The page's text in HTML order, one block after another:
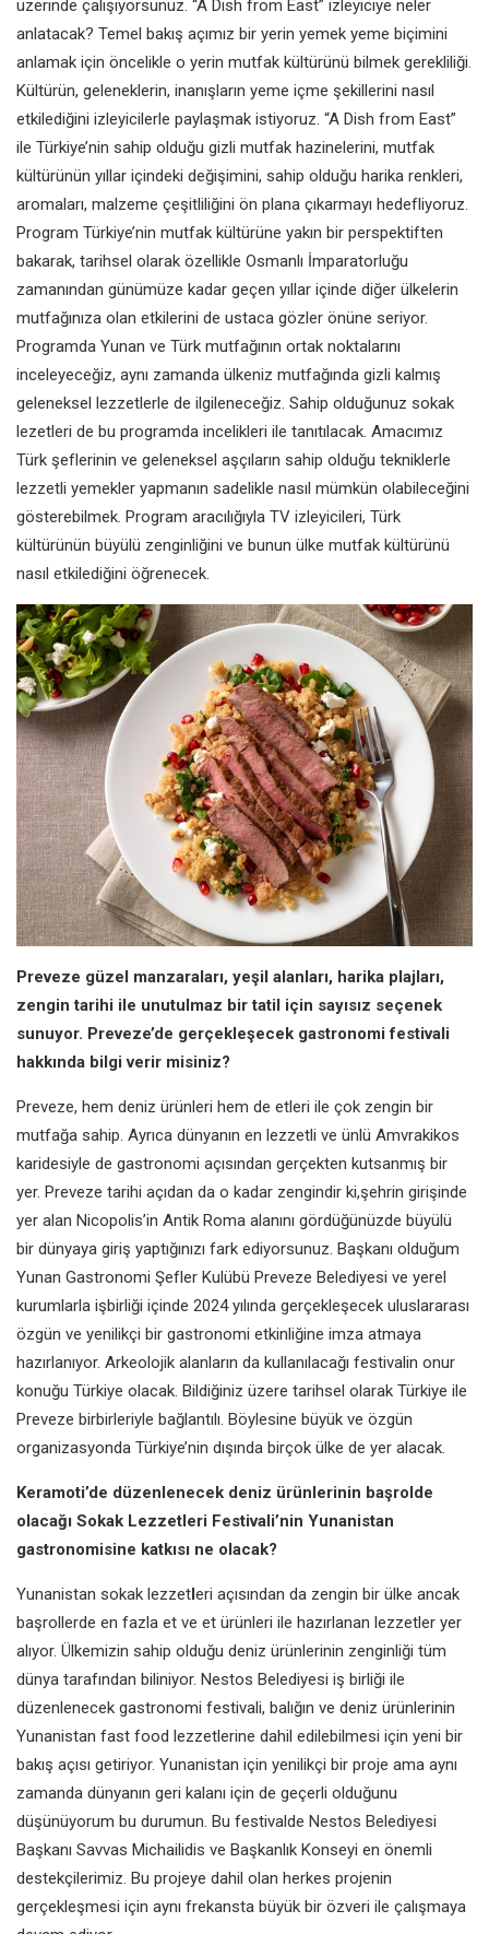
üzerinde çalışıyorsunuz. “A Dish from East” izleyiciye neler
anlatacak? Temel bakış açımız bir yerin yemek yeme biçimini
anlamak için öncelikle o yerin mutfak kültürünü bilmek gerekliliği.
Kültürün, geleneklerin, inanışların yeme içme şekillerini nasıl
etkilediğini izleyicilerle paylaşmak istiyoruz. “A Dish from East”
ile Türkiye’nin sahip olduğu gizli mutfak hazinelerini, mutfak
kültürünün yıllar içindeki değişimini, sahip olduğu harika renkleri,
aromaları, malzeme çeşitliliğini ön plana çıkarmayı hedefliyoruz.
Program Türkiye’nin mutfak kültürüne yakın bir perspektiften
bakarak, tarihsel olarak özellikle Osmanlı İmparatorluğu
zamanından günümüze kadar geçen yıllar içinde diğer ülkelerin
mutfağınıza olan etkilerini de ustaca gözler önüne seriyor.
Programda Yunan ve Türk mutfağının ortak noktalarını
inceleyeceğiz, aynı zamanda ülkeniz mutfağında gizli kalmış
geleneksel lezzetlerle de ilgileneceğiz. Sahip olduğunuz sokak
lezetleri de bu programda incelikleri ile tanıtılacak. Amacımız
Türk şeflerinin ve geleneksel aşçıların sahip olduğu tekniklerle
lezzetli yemekler yapmanın sadelikle nasıl mümkün olabileceğini
gösterebilmek. Program aracılığıyla TV izleyicileri, Türk
kültürünün büyülü zenginliğini ve bunun ülke mutfak kültürünü
nasıl etkilediğini öğrenecek.
Preveze güzel manzaraları, yeşil alanları, harika plajları,
zengintarihi ile unutulmaz bir tatil için sayısız seçenek
sunuyor. Preveze’de gerçekleşecek gastronomi festivali
hakkında bilgi verir misiniz?
Preveze, hem deniz ürünleri hem de etleri ile çok zengin bir
mutfağa sahip. Ayrıca dünyanın en lezzetli ve ünlü Amvrakikos
karidesiyle de gastronomi açısından gerçekten kutsanmış bir
yer. Preveze tarihi açıdan da o kadar zengindir ki,şehrin girişinde
yer alan Nicopolis’in Antik Roma alanını gördüğünüzde büyülü
bir dünyaya giriş yaptığınızı fark ediyorsunuz. Başkanı olduğum
Yunan Gastronomi Şefler Kulübü Preveze Belediyesi ve yerel
kurumlarla işbirliği içinde 2024 yılında gerçekleşecek uluslararası
özgün ve yenilikçi bir gastronomi etkinliğine imza atmaya
hazırlanıyor. Arkeolojik alanların da kullanılacağı festivalin onur
konuğu Türkiye olacak. Bildiğiniz üzere tarihsel olarak Türkiye ile
Preveze birbirleriyle bağlantılı. Böylesine büyük ve özgün
organizasyonda Türkiye’nin dışında birçok ülke de yer alacak.
Keramoti’de düzenlenecek deniz ürünlerinin başrolde
olacağı Sokak Lezzetleri Festivali’nin Yunanistan
gastronomisine katkısı ne olacak?
Yunanistan sokak lezzetleri açısından da zengin bir ülke ancak
başrollerde en fazla et ve et ürünleri ile hazırlanan lezzetler yer
alıyor. Ülkemizin sahip olduğu deniz ürünlerinin zenginliği tüm
dünya tarafından biliniyor. Nestos Belediyesi iş birliği ile
düzenlenecek gastronomi festivali, balığın ve deniz ürünlerinin
Yunanistan fast food lezzetlerine dahil edilebilmesi için yeni bir
bakış açısı getiriyor. Yunanistan için yenilikçi bir proje ama aynı
zamanda dünyanın geri kalanı için de geçerli olduğunu
düşünüyorum bu durumun. Bu festivalde Nestos Belediyesi
Başkanı Savvas Michailidis ve Başkanlık Konseyi en önemli
destekçilerimiz. Bu projeye dahil olan herkes projenin
gerçekleşmesi için aynı frekansta büyük bir özveri ile çalışmaya